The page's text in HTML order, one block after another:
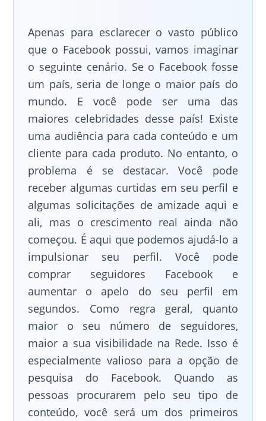
Apenas para esclarecer o vasto público
que o Facebook possui, vamos imaginar
o seguinte cenário. Se o Facebook fosse
um país, seria de longe o maior país do
mundo. E você pode ser uma das
maiores celebridades desse país! Existe
uma audiência para cada conteúdo e um
cliente para cada produto. No entanto, o
problema é se destacar. Você pode
receber algumas curtidas em seu perfil e
algumas solicitações de amizade aqui e
ali, mas o crescimento real ainda não
começou. É aqui que podemos ajudá-lo a
impulsionar seu perfil. Você pode
comprar seguidores Facebook e
aumentar o apelo do seu perfil em
segundos. Como regra geral, quanto
maior o seu número de seguidores,
maior a sua visibilidade na Rede. Isso é
especialmente valioso para a opção de
pesquisa do Facebook. Quando as
pessoas procurarem pelo seu tipo de
conteúdo, você será um dos primeiros